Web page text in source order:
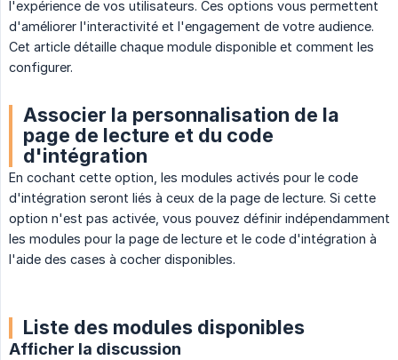
l'expérience de vos utilisateurs. Ces options vous permettent
d'améliorer l'interactivité et l'engagement de votre audience.
Cet article détaille chaque module disponible et comment les
configurer.
Associer la personnalisation de la
page de lecture et du code
d'intégration
En cochant cette option, les modules activés pour le code
d'intégration seront liés à ceux de la page de lecture. Si cette
option n'est pas activée, vous pouvez définir indépendamment
les modules pour la page de lecture et le code d'intégration à
l'aide des cases à cocher disponibles.
Liste des modules disponibles
Afficher la discussion